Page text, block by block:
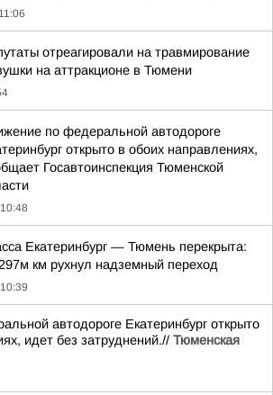
11:06
отреагировали на травмирование
на аттракционе в Тюмени
по федеральной автодороге
открыто в обоих направлениях,
Госавтоинспекция Тюменской
10:48
Екатеринбург — Тюмень перекрыта:
км рухнул надземный переход
10:39
автодороге Екатеринбург открыто
идет без затруднений.// Тюменская